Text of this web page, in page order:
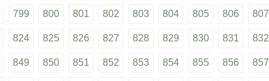
799 800 801 802 803 804 805 806 807
824 825 826 827 828 829 830 831 832
849 850 851 852 853 854 855 856 857